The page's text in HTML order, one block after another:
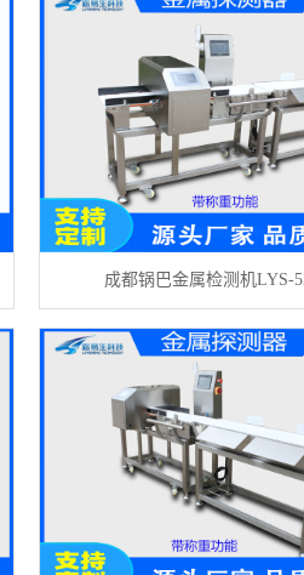
成都锅巴金属检测机LYS-